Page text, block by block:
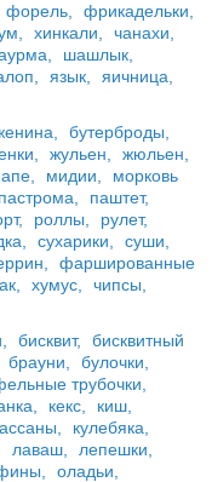
форель,
фрикадельки,
хинкали,
чанахи,
шашлык,
язык, яичница,
бутерброды,
жульен,
жюльен,
мидии,
морковь
пастрома,
паштет,
роллы,
рулет,
сухарики,
суши,
фаршированные
хумус, чипсы,
бисквит,
бисквитный
брауни,
булочки,
трубочки,
кекс,
киш,
кулебяка,
лаваш,
лепешки,
оладьи,